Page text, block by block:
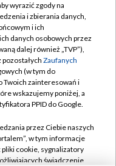
wyrazić zgody na
i zbierania danych,
i ich
danych osobowych przez
dalej również „TVP”),
pozostałych Zaufanych
(w tym do
Twoich zainteresowań i
wskazujemy poniżej, a
PPID do Google.
przez Ciebie naszych
w tym informacje
cookie, sygnalizatory
świadczenie